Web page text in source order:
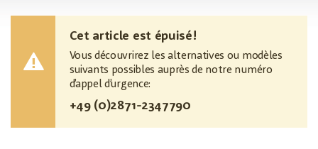
Cet article est épuisé!
Vous découvrirez les alternatives ou modèles
suivants possibles auprès de notre numéro
d’appel d’urgence:
+49 (0)2871-2347790